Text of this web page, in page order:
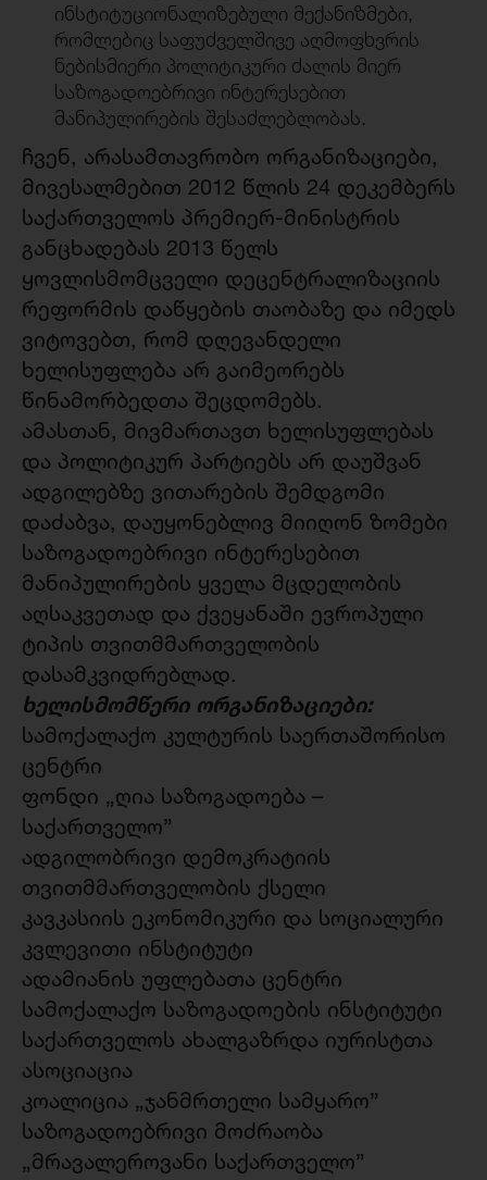
ინსტიტუციონალიზებული მექანიზმები,
რომლებიც საფუძველშივე აღმოფხვრის
ნებისმიერი პოლიტიკური ძალის მიერ
საზოგადოებრივი ინტერესებით
მანიპულირების შესაძლებლობას.
ჩვენ, არასამთავრობო ორგანიზაციები,
მივესალმებით 2012 წლის 24 დეკემბერს
საქართველოს პრემიერ-მინისტრის
განცხადებას 2013 წელს
ყოვლისმომცველი დეცენტრალიზაციის
რეფორმის დაწყების თაობაზე და იმედს
ვიტოვებთ, რომ დღევანდელი
ხელისუფლება არ გაიმეორებს
წინამორბედთა შეცდომებს.
ამასთან, მივმართავთ ხელისუფლებას
და პოლიტიკურ პარტიებს არ დაუშვან
ადგილებზე ვითარების შემდგომი
დაძაბვა, დაუყონებლივ მიიღონ ზომები
საზოგადოებრივი ინტერესებით
მანიპულირების ყველა მცდელობის
აღსაკვეთად და ქვეყანაში ევროპული
ტიპის თვითმმართველობის
დასამკვიდრებლად.
ხელისმომწერი ორგანიზაციები:
სამოქალაქო კულტურის საერთაშორისო
ცენტრი
ფონდი „ღია საზოგადოება –
საქართველო”
ადგილობრივი დემოკრატიის
თვითმმართველობის ქსელი
კავკასიის ეკონომიკური და სოციალური
კვლევითი ინსტიტუტი
ადამიანის უფლებათა ცენტრი
სამოქალაქო საზოგადოების ინსტიტუტი
საქართველოს ახალგაზრდა იურისტთა
ასოციაცია
კოალიცია „ჯანმრთელი სამყარო”
საზოგადოებრივი მოძრაობა
„მრავალეროვანი საქართველო”